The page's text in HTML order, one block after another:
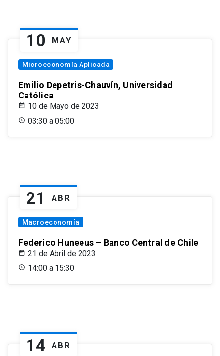
10 MAY
Microeconomía Aplicada
Emilio Depetris-Chauvín, Universidad
Católica
10 de Mayo de 2023
03:30 a 05:00
21 ABR
Macroeconomía
Federico Huneeus – Banco Central de Chile
21 de Abril de 2023
14:00 a 15:30
14 ABR